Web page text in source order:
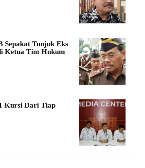
Sepakat Tunjuk Eks
Ketua Tim Hukum
Kursi Dari Tiap